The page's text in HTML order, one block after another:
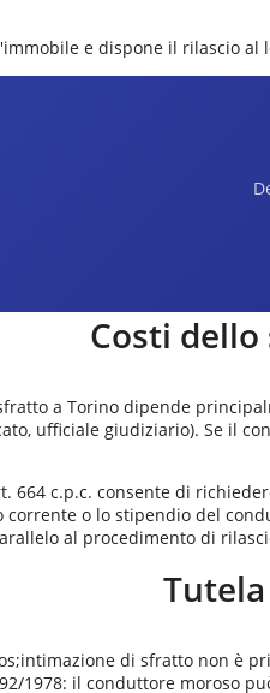
e dispone il rilascio
Costi
a Torino dipende
ufficiale giudiziario). Se il
664 c.p.c. consente di
o lo stipendio del
al procedimento di
di sfratto non è
1978: il conduttore moroso